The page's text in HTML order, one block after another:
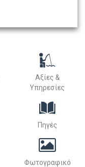
Αξίες &
Υπηρεσίες
Πηγές
Φωτογραφικό